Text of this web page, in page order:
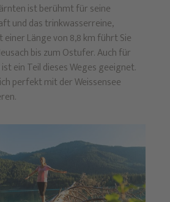
ist berühmt für seine
und das trinkwasserreine,
Länge von 8,8 km führt Sie
bis zum Ostufer. Auch für
ein Teil dieses Weges geeignet.
perfekt mit der Weissensee